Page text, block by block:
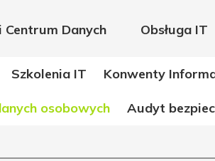
Centrum Danych Obsługa IT
Szkolenia IT Konwenty
osobowych Audyt